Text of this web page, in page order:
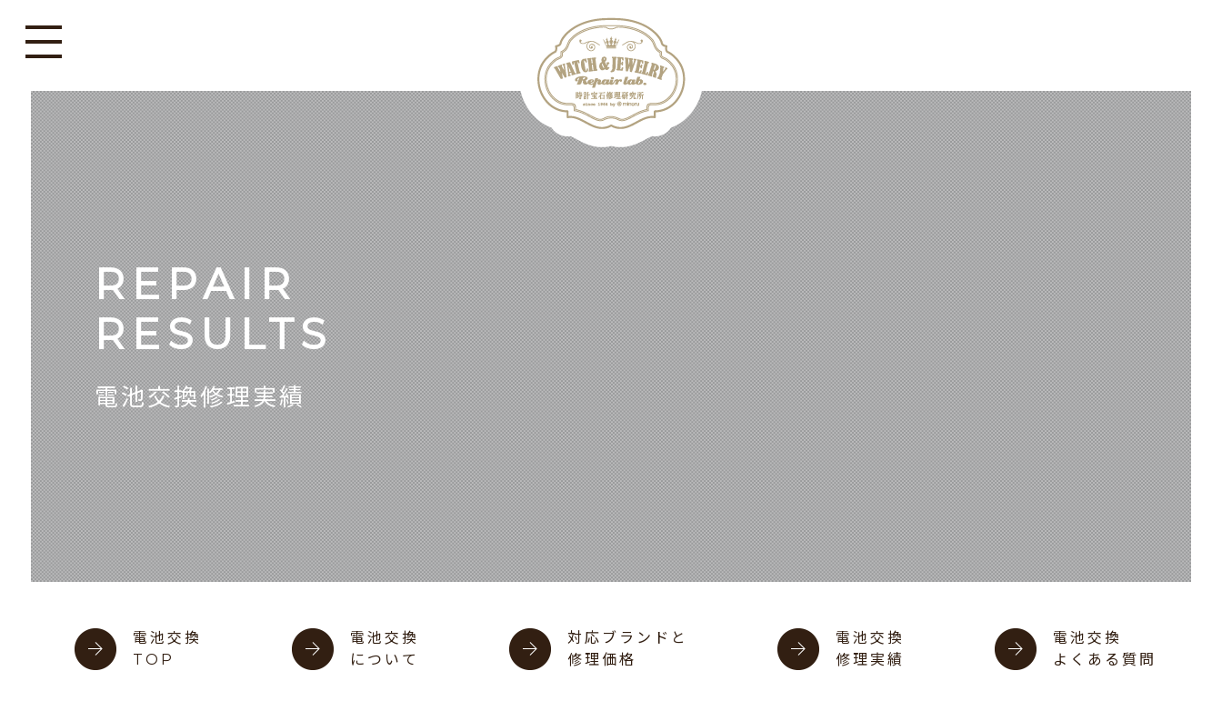
REPAIR
RESULTS
電池交換修理実績
電池交換
TOP
電池交換
について
対応ブランドと
修理価格
電池交換
修理実績
電池交換
よくある質問